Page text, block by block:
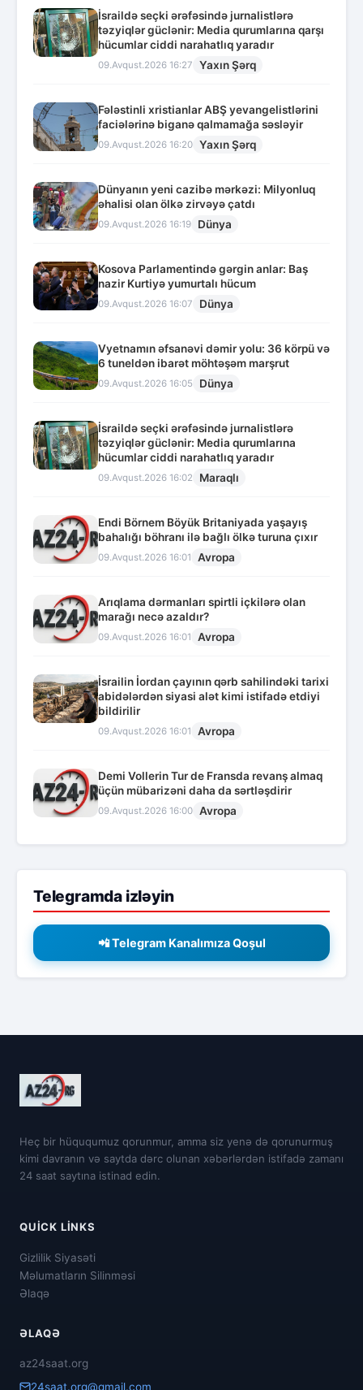
İsraildə seçki ərəfəsində jurnalistlərə
təzyiqlər güclənir: Media qurumlarına qarşı
hücumlar ciddi narahatlıq yaradır
09.Avqust.2026 16:27 Yaxın Şərq
Fələstinli xristianlar ABŞ yevangelistlərini
faciələrinə biganə qalmamağa səsləyir
09.Avqust.2026 16:20 Yaxın Şərq
Dünyanın yeni cazibə mərkəzi: Milyonluq
əhalisi olan ölkə zirvəyə çatdı
09.Avqust.2026 16:19 Dünya
Kosova Parlamentində gərgin anlar: Baş
nazir Kurtiyə yumurtalı hücum
09.Avqust.2026 16:07 Dünya
Vyetnamın əfsanəvi dəmir yolu: 36 körpü və
6 tuneldən ibarət möhtəşəm marşrut
09.Avqust.2026 16:05 Dünya
İsraildə seçki ərəfəsində jurnalistlərə
təzyiqlər güclənir: Media qurumlarına
hücumlar ciddi narahatlıq yaradır
09.Avqust.2026 16:02 Maraqlı
Endi Börnem Böyük Britaniyada yaşayış
bahalığı böhranı ilə bağlı ölkə turuna çıxır
09.Avqust.2026 16:01 Avropa
Arıqlama dərmanları spirtli içkilərə olan
marağı necə azaldır?
09.Avqust.2026 16:01 Avropa
İsrailin İordan çayının qərb sahilindəki tarixi
abidələrdən siyasi alət kimi istifadə etdiyi
bildirilir
09.Avqust.2026 16:01 Avropa
Demi Vollerin Tur de Fransda revanş almaq
üçün mübarizəni daha da sərtləşdirir
09.Avqust.2026 16:00 Avropa
Telegramda izləyin
📲 Telegram Kanalımıza Qoşul
Heç bir hüququmuz qorunmur, amma siz yenə də qorunurmuş
kimi davranın və saytda dərc olunan xəbərlərdən istifadə zamanı
24 saat saytına istinad edin.
QUICK LINKS
Gizlilik Siyasəti
Məlumatların Silinməsi
Əlaqə
ƏLAQƏ
az24saat.org
24saat.org@gmail.com